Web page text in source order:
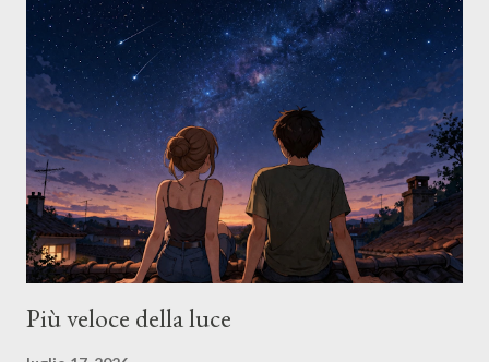
Momo & Bea L’ora azzurra Inedito Gli ospiti Inedito Il dono
dell’ignoto Dal blog Dalla cima Dal blog Un regalo pensato per
essere regalato Se ti fa compagnia, giralo Un libretto gratuit...
Più veloce della luce